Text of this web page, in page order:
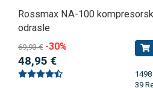
Rossmax NA-100
odrasle
69,93 € -30%
48,95 €
39